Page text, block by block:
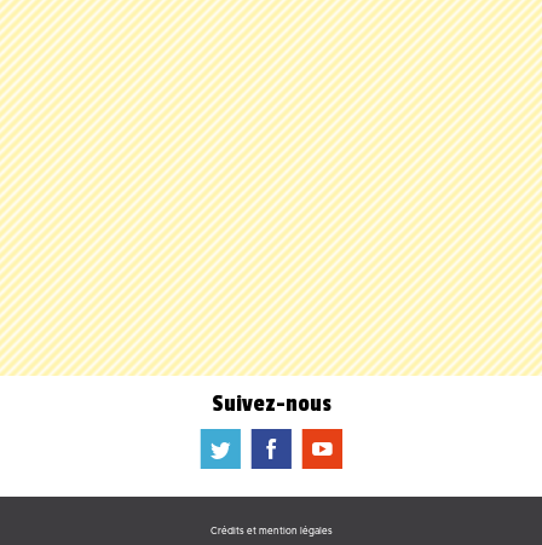
Suivez-nous
a b f
Crédits et mention légales